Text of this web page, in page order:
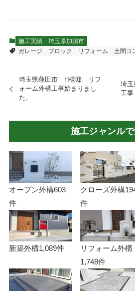
施工実績
埼玉県加須市
ガレージ
ブロック リフォーム 土間コ
埼玉県蓮田市 H様邸 リフ
ォーム外構工事始まりまし
た。
埼
工事
施工ジャンル
オープン外構603
件
クローズ外構
件
新築外構1,089件
リフォーム外構
1,748件